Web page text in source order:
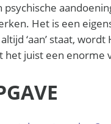
Het is een
‘aan’ staat,
het juist een enorme